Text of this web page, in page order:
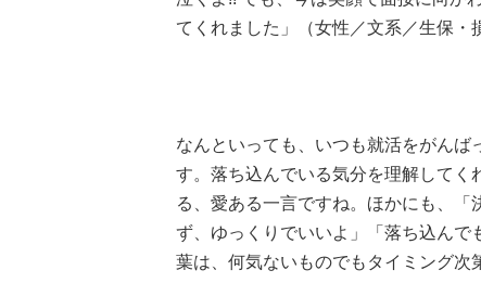
てくれました」（女性／文系／生保・
なんといっても、いつも就活をがんば
す。落ち込んでいる気分を理解して
る、愛ある一言ですね。ほかにも、
ず、ゆっくりでいいよ」「落ち込ん
葉は、何気ないものでもタイミング次